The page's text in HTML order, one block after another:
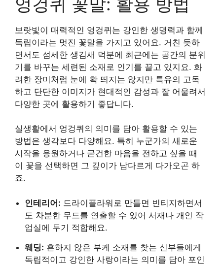
보랏빛이 매력적인 엉겅퀴는 강인한 생명력과 함께
독립이라는 멋진 꽃말을 가지고 있어요. 거친 듯하
면서도 섬세한 생김새 덕분에 최근에는 공간의 분위
기를 바꾸는 세련된 소재로 인기를 끌고 있지요. 화
려한 장미처럼 눈에 확 띄지는 않지만 특유의 고독
하고 단단한 이미지가 현대적인 감성과 잘 어울려서
다양한 곳에 활용하기 좋답니다.
실생활에서 엉겅퀴의 의미를 담아 활용할 수 있는
방법은 생각보다 다양해요. 특히 누군가의 새로운
시작을 응원하거나 굳건한 마음을 전하고 싶을 때
이 꽃을 선택하면 그 깊이가 남다르게 다가오곤 하
죠.
인테리어: 드라이플라워로 만들면 빈티지하면서
도 차분한 무드를 연출할 수 있어 서재나 개인 작
업실에 두기 적합해요.
웨딩: 흔하지 않은 부케 소재를 찾는 신부들에게
독립적이고 강인한 사랑이라는 의미를 담아 포인